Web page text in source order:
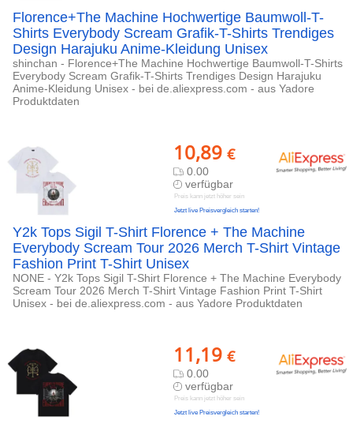
Florence+The Machine Hochwertige Baumwoll-T-
Shirts Everybody Scream Grafik-T-Shirts Trendiges
Design Harajuku Anime-Kleidung Unisex
shinchan - Florence+The Machine Hochwertige Baumwoll-T-Shirts
Everybody Scream Grafik-T-Shirts Trendiges Design Harajuku
Anime-Kleidung Unisex - bei de.aliexpress.com - aus Yadore
Produktdaten
10,89 €
0.00
verfügbar
Preis kann jetzt höher sein
Jetzt live Preisvergleich starten!
Y2k Tops Sigil T-Shirt Florence + The Machine
Everybody Scream Tour 2026 Merch T-Shirt Vintage
Fashion Print T-Shirt Unisex
NONE - Y2k Tops Sigil T-Shirt Florence + The Machine Everybody
Scream Tour 2026 Merch T-Shirt Vintage Fashion Print T-Shirt
Unisex - bei de.aliexpress.com - aus Yadore Produktdaten
11,19 €
0.00
verfügbar
Preis kann jetzt höher sein
Jetzt live Preisvergleich starten!